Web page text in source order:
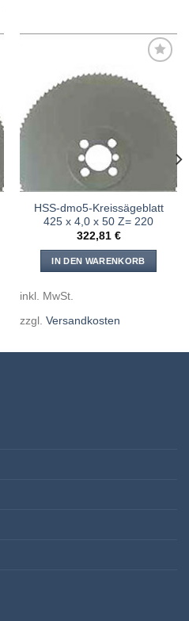
Meine
HSS-dmo5-Kreissägeblatt
425 x 4,0 x 50 Z= 220
322,81 €
IN DEN WARENKORB
inkl. MwSt.
zzgl. Versandkosten